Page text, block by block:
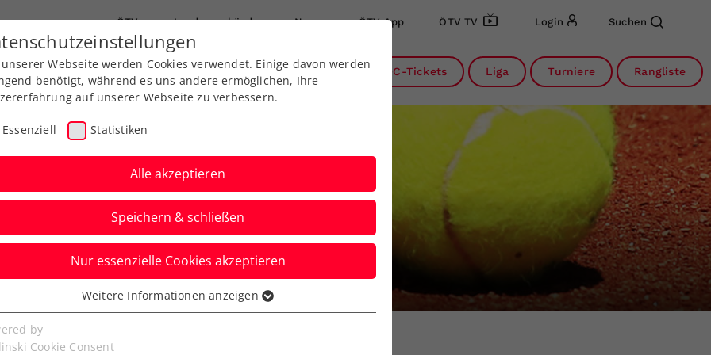
ÖTV Landesverbände News ÖTV App ÖTV TV Login Suchen
Ausbildung Services Über uns DC-Tickets Liga Turniere Rangliste
STV-Kidskader
Webseite werden Cookies verwendet. Einige davon werden
benötigt, während es uns andere ermöglichen, Ihre
auf unserer Webseite zu verbessern.
Essenziell Statistiken
Alle akzeptieren
Speichern & schließen
Nur essenzielle Cookies akzeptieren
Cookies werden für grundlegende Funktionen der
benötigt. Dadurch ist gewährleistet, dass die Webseite
Weitere Informationen anzeigen
by
Cookie Consent